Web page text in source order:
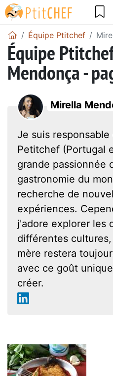
Équipe Ptitchef
Équipe
Mendonça -
Mirella
Je suis
Petitchef (Portugal
grande passionnée
gastronomie du
recherche de
expériences.
j'adore explorer les
différentes
mère restera
avec ce goût
créer.